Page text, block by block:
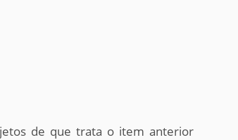
de que trata o item anterior